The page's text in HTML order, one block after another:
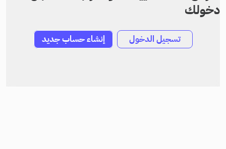
دخولك
تسجيل الدخول إنشاء حساب جديد